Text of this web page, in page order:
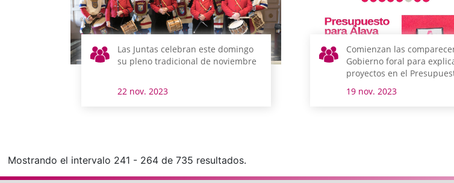
Las Juntas celebran este domingo
su pleno tradicional de noviembre
22 nov. 2023
Comienzan las
Gobierno foral para
proyectos en el
19 nov. 2023
Mostrando el intervalo 241 - 264 de 735 resultados.